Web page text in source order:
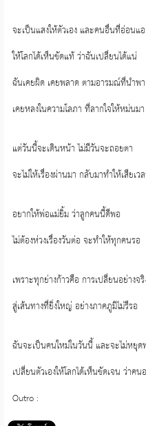
จะเป็นแสงให้ตัวเอง และคนอื่นที่อ่อนแอ
ให้โลกได้เห็นชัดแท้ ว่าฉันเปลี่ยนได้แน่
ฉันเคยผิด เคยพลาด ตามอารมณ์ที่นำพา
เคยหลงในความโลภา ที่ลากใจให้หม่นมา
แต่วันนี้จะเดินหน้า ไม่มีวันจะถอยตา
จะไม่ให้เรื่องผ่านมา กลับมาทำให้เสียเว
อยากให้พ่อแม่ยิ้ม ว่าลูกคนนี้ดีพอ
ไม่ต้องห่วงเรื่องวันต่อ จะทำให้ทุกคนรอ
เพราะทุกย่างก้าวคือ การเปลี่ยนอย่างจ
สู่เส้นทางที่ยิ่งใหญ่ อย่างภาคภูมิไม่รีรอ
ฉันจะเป็นคนใหม่ในวันนี้ และจะไม่หยุ
เปลี่ยนตัวเองให้โลกได้เห็นชัดเจน ว่าค
Outro :